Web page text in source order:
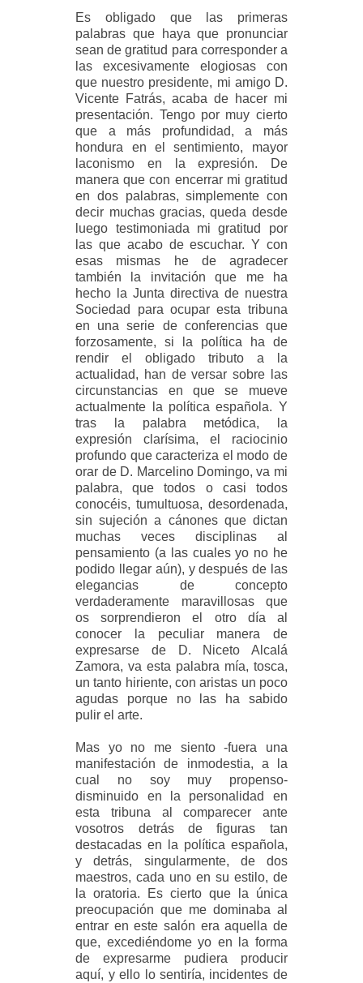
Es obligado que las primeras
palabras que haya que pronunciar
sean de gratitud para corresponder a
las excesivamente elogiosas con
que nuestro presidente, mi amigo D.
Vicente Fatrás, acaba de hacer mi
presentación. Tengo por muy cierto
que a más profundidad, a más
hondura en el sentimiento, mayor
laconismo en la expresión. De
manera que con encerrar mi gratitud
en dos palabras, simplemente con
decir muchas gracias, queda desde
luego testimoniada mi gratitud por
las que acabo de escuchar. Y con
esas mismas he de agradecer
también la invitación que me ha
hecho la Junta directiva de nuestra
Sociedad para ocupar esta tribuna
en una serie de conferencias que
forzosamente, si la política ha de
rendir el obligado tributo a la
actualidad, han de versar sobre las
circunstancias en que se mueve
actualmente la política española. Y
tras la palabra metódica, la
expresión clarísima, el raciocinio
profundo que caracteriza el modo de
orar de D. Marcelino Domingo, va mi
palabra, que todos o casi todos
conocéis, tumultuosa, desordenada,
sin sujeción a cánones que dictan
muchas veces disciplinas al
pensamiento (a las cuales yo no he
podido llegar aún), y después de las
elegancias de concepto
verdaderamente maravillosas que
os sorprendieron el otro día al
conocer la peculiar manera de
expresarse de D. Niceto Alcalá
Zamora, va esta palabra mía, tosca,
un tanto hiriente, con aristas un poco
agudas porque no las ha sabido
pulir el arte.
Mas yo no me siento -fuera una
manifestación de inmodestia, a la
cual no soy muy propenso-
disminuido en la personalidad en
esta tribuna al comparecer ante
vosotros detrás de figuras tan
destacadas en la política española,
y detrás, singularmente, de dos
maestros, cada uno en su estilo, de
la oratoria. Es cierto que la única
preocupación que me dominaba al
entrar en este salón era aquella de
que, excediéndome yo en la forma
de expresarme pudiera producir
aquí, y ello lo sentiría, incidentes de